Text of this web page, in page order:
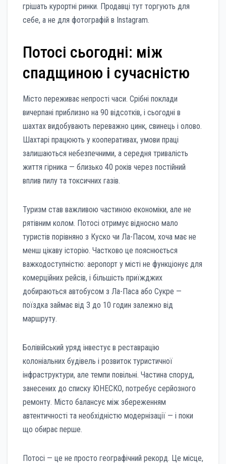
грішать курортні ринки. Продавці тут торгують для
себе, а не для фотографій в Instagram.
Потосі сьогодні: між
спадщиною і сучасністю
Місто переживає непрості часи. Срібні поклади
вичерпані приблизно на 90 відсотків, і сьогодні в
шахтах видобувають переважно цинк, свинець і олово.
Шахтарі працюють у кооперативах, умови праці
залишаються небезпечними, а середня тривалість
життя гірника — близько 40 років через постійний
вплив пилу та токсичних газів.
Туризм став важливою частиною економіки, але не
рятівним колом. Потосі отримує відносно мало
туристів порівняно з Куско чи Ла-Пасом, хоча має не
менш цікаву історію. Частково це пояснюється
важкодоступністю: аеропорт у місті не функціонує для
комерційних рейсів, і більшість приїжджих
добираються автобусом з Ла-Паса або Сукре —
поїздка займає від 3 до 10 годин залежно від
маршруту.
Болівійський уряд інвестує в реставрацію
колоніальних будівель і розвиток туристичної
інфраструктури, але темпи повільні. Частина споруд,
занесених до списку ЮНЕСКО, потребує серйозного
ремонту. Місто балансує між збереженням
автентичності та необхідністю модернізації — і поки
що обирає перше.
Потосі — це не просто географічний рекорд. Це місце,